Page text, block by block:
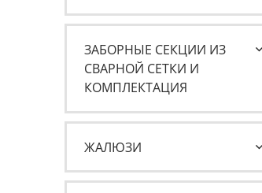
ЗАБОРНЫЕ СЕКЦИИ ИЗ
СВАРНОЙ СЕТКИ И
КОМПЛЕКТАЦИЯ
ЖАЛЮЗИ